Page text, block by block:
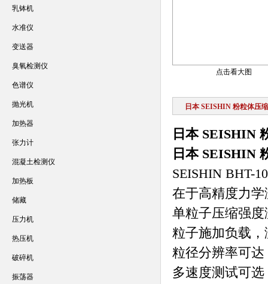
点击看大图
日本 SEISHIN 粉粒体压
日本 SEISHIN
日本 SEISHIN
SEISHIN BHT-
在于高精度力
单粒子压缩强度
粒子施加负载
粒径分辨率可达
多速度测试可选
乳钵机
水准仪
变送器
臭氧检测仪
色谱仪
抛光机
加热器
张力计
混凝土检测仪
加热板
储藏
压力机
热压机
破碎机
振荡器